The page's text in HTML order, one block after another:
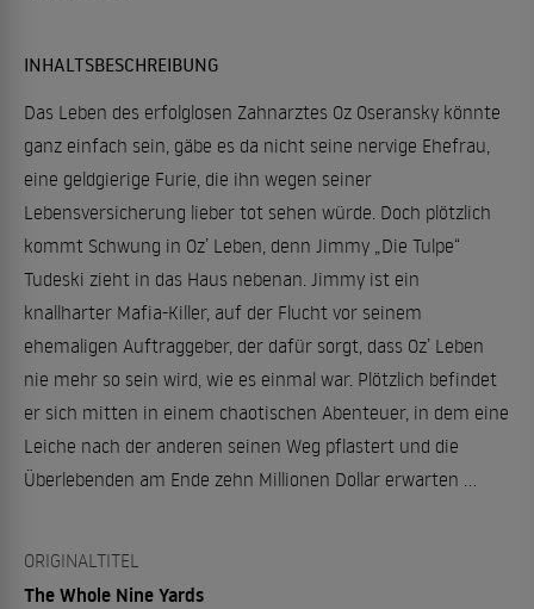
INHALTSBESCHREIBUNG
Das Leben des erfolglosen Zahnarztes Oz Oseransky könnte
ganz einfach sein, gäbe es da nicht seine nervige Ehefrau,
eine geldgierige Furie, die ihn wegen seiner
Lebensversicherung lieber tot sehen würde. Doch plötzlich
kommt Schwung in Oz’ Leben, denn Jimmy „Die Tulpe“
Tudeski zieht in das Haus nebenan. Jimmy ist ein
knallharter Mafia-Killer, auf der Flucht vor seinem
ehemaligen Auftraggeber, der dafür sorgt, dass Oz’ Leben
nie mehr so sein wird, wie es einmal war. Plötzlich befindet
er sich mitten in einem chaotischen Abenteuer, in dem eine
Leiche nach der anderen seinen Weg pflastert und die
Überlebenden am Ende zehn Millionen Dollar erwarten …
ORIGINALTITEL
The Whole Nine Yards